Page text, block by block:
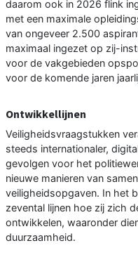
daarom ook in 2026 flink
met een maximale
van ongeveer 2.500
maximaal ingezet op zij-
voor de vakgebieden
voor de komende jaren
Ontwikkellijnen
Veiligheidsvraagstukken
steeds internationaler,
gevolgen voor het
nieuwe manieren van
veiligheidsopgaven. In het
zevental lijnen hoe zij zich
ontwikkelen, waaronder
duurzaamheid.